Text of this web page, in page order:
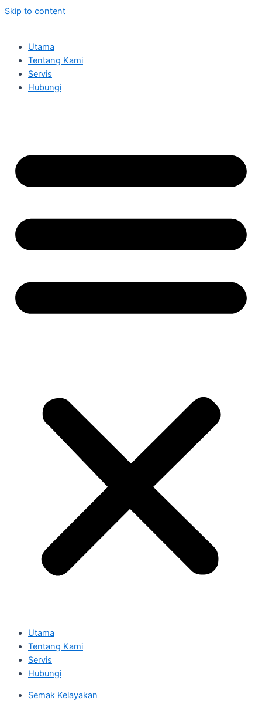
Skip to content
Utama
Tentang Kami
Servis
Hubungi
Utama
Tentang Kami
Servis
Hubungi
Semak Kelayakan